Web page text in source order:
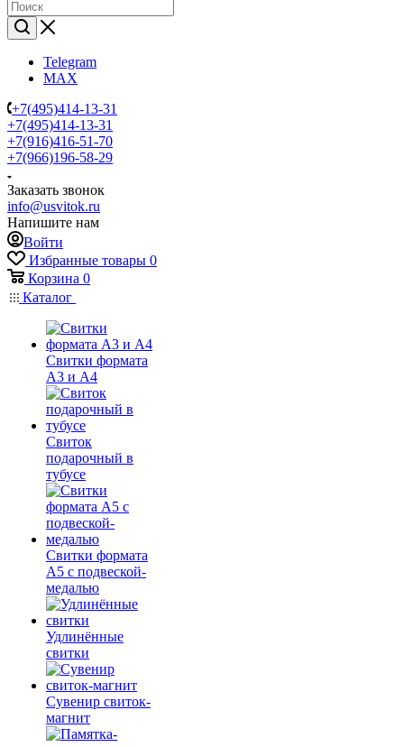
Telegram
MAX
+7(495)414-13-31
+7(495)414-13-31
+7(916)416-51-70
+7(966)196-58-29
Заказать звонок
info@usvitok.ru
Напишите нам
Войти
Избранные товары 0
Корзина 0
Каталог
Свитки формата
А3 и А4
Свиток
подарочный в
тубусе
Свитки формата
А5 с подвеской-
медалью
Удлинённые
свитки
Сувенир свиток-
магнит